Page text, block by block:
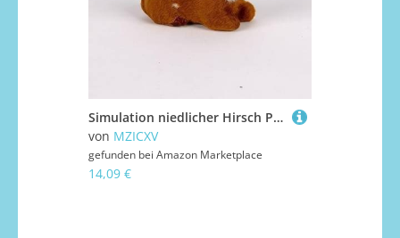
Simulation niedlicher Hirsch Plüschtier Mini Tier Elch Heimtextilien Kreatives Geschenk for(A(8x3.5cm))
von MZICXV
gefunden bei Amazon Marketplace
14,09 €